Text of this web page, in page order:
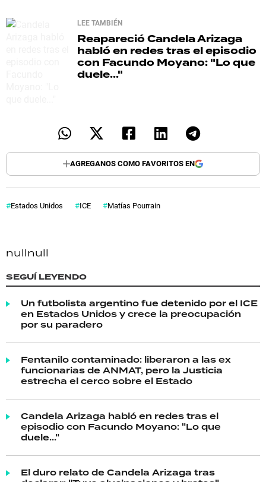
LEE TAMBIÉN
ReaparecióCandela Arizaga
habló en redes tras el episodio
con Facundo Moyano: "Lo que
duele..."
AGREGANOS COMO FAVORITOS EN
Estados Unidos ICE Matías Pourrain
nullnull
SEGUÍ LEYENDO
Un futbolista argentino fue detenido por el ICE
en Estados Unidos y crece la preocupación
por su paradero
Fentanilo contaminado: liberaron a las ex
funcionarias de ANMAT, pero la Justicia
estrecha el cerco sobre el Estado
Candela Arizaga habló en redes tras el
episodio con Facundo Moyano: "Lo que
duele..."
El duro relato de Candela Arizaga tras